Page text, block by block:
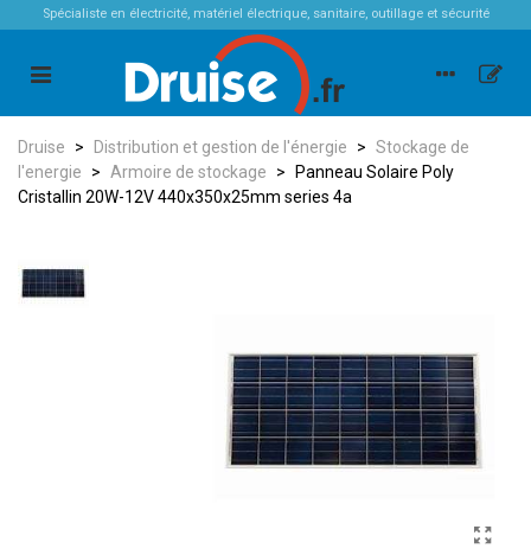
Spécialiste en électricité, matériel électrique, sanitaire, outillage et sécurité
Druise > Distribution et gestion de l'énergie > Stockage de
l'energie
> Armoire de stockage >
Panneau Solaire Poly
Cristallin 20W-12V 440x350x25mm series 4a